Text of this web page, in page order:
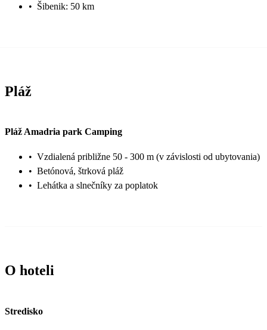
• Šibenik: 50 km
Pláž
Pláž Amadria park Camping
• Vzdialená približne 50 - 300 m (v závislosti od ubytovania)
• Betónová, štrková pláž
• Lehátka a slnečníky za poplatok
O hoteli
Stredisko